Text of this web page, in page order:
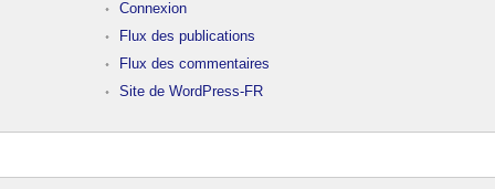
Connexion
Flux des publications
Flux des commentaires
Site de WordPress-FR